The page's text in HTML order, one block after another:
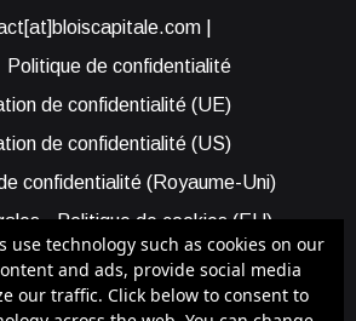
|
Politique de confidentialité
de confidentialité (UE)
de confidentialité (US)
confidentialité (Royaume-Uni)
Politique de cookies (EU)
(AUS)
Cookie Policy (US)
?
Participer à Blois Capitale
use technology such as cookies on our
and ads, provide social media
our traffic. Click below to consent to